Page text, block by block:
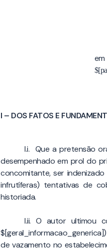
I – DOS FATOS E
I.i. Que a pretensão
desempenhado em prol do
concomitante, ser
infrutíferas) tentativas de
historiada.
I.ii. O autor ultimou
de vazamento no